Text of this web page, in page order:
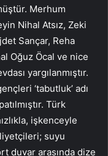
Merhum
Nihal Atsız, Zeki
Sançar, Reha
Oğuz Öcal ve nice
yargılanmıştır.
‘tabutluk’ adı
Türk
işkenceyle
suyu
duvar arasında dize